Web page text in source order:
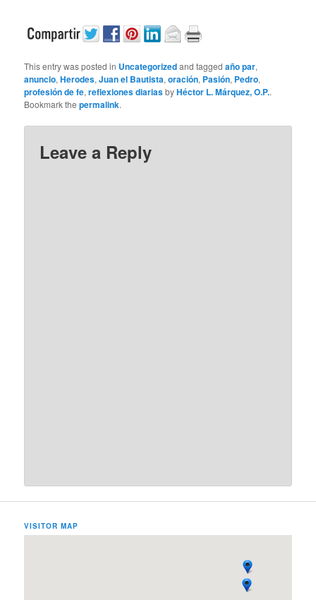
This entry was posted in Uncategorizedand taggedaño par,
anuncio,Herodes,Juan el Bautista,oración, Pasión, Pedro,
profesión de fe,reflexiones diariasbyHéctor L. Márquez, O.P..
Bookmark thepermalink.
Leave a Reply
VISITOR MAP